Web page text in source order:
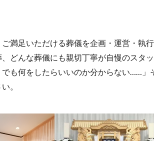
満足いただける葬儀を企画・運営・執行
どんな葬儀にも親切丁寧が自慢のスタッ
も何をしたらいいのか分からない……」
。